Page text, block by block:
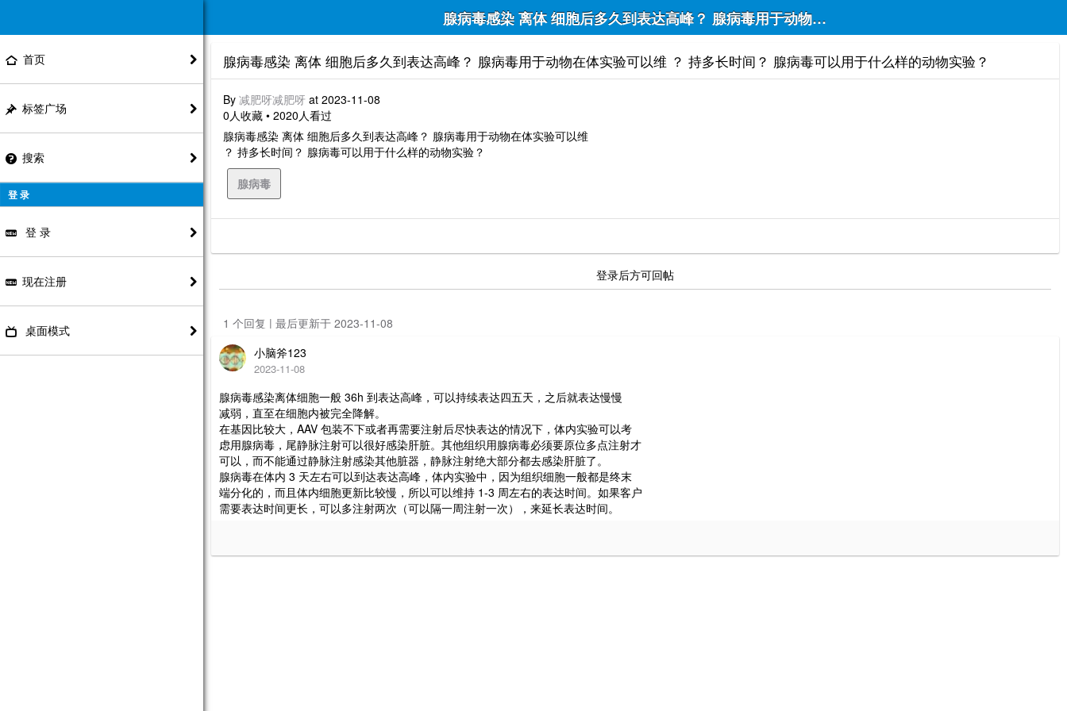
腺病毒感染 离体 细胞后多久到表达高峰？ 腺病毒用于动物在体实验可以维 ？ 持多长时间？ 腺病
腺病毒感染 离体 细胞后多久到表达高峰？ 腺病毒用于动物在体实验可以维 ？ 持多长时间？ 腺病毒可以用于什么样的动物实验？
By 减肥呀减肥呀 at 2023-11-08
0人收藏 • 2020人看过
腺病毒感染 离体 细胞后多久到表达高峰？ 腺病毒用于动物在体实验可以维
？ 持多长时间？ 腺病毒可以用于什么样的动物实验？
腺病毒
登录后方可回帖
1 个回复 | 最后更新于 2023-11-08
小脑斧123
2023-11-08
腺病毒感染离体细胞一般 36h 到表达高峰，可以持续表达四五天，之后就表达慢慢
减弱，直至在细胞内被完全降解。
在基因比较大，AAV 包装不下或者再需要注射后尽快表达的情况下，体内实验可以考
虑用腺病毒，尾静脉注射可以很好感染肝脏。其他组织用腺病毒必须要原位多点注射才
可以，而不能通过静脉注射感染其他脏器，静脉注射绝大部分都去感染肝脏了。
腺病毒在体内 3 天左右可以到达表达高峰，体内实验中，因为组织细胞一般都是终末
端分化的，而且体内细胞更新比较慢，所以可以维持 1-3 周左右的表达时间。如果客户
需要表达时间更长，可以多注射两次（可以隔一周注射一次），来延长表达时间。
首页
标签广场
搜索
登 录
登 录
现在注册
桌面模式